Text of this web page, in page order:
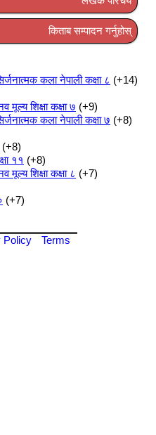
किताब सम्पादन गर्नुहोस्
कला नेपाली कक्षा ८
+14
मूल्य शिक्षा कक्षा ७ +9
कला नेपाली कक्षा ७ +8
+8
११
+8
मूल्य शिक्षा कक्षा ८
+7
+7
Policy
Terms